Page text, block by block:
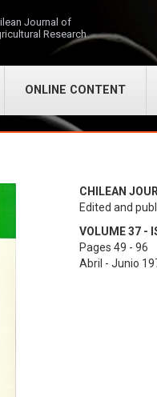
Journal of
Research
ONLINE CONTENT
CHILEAN
Edited and
VOLUME 37 -
Pages 49 - 96
Abril - Junio